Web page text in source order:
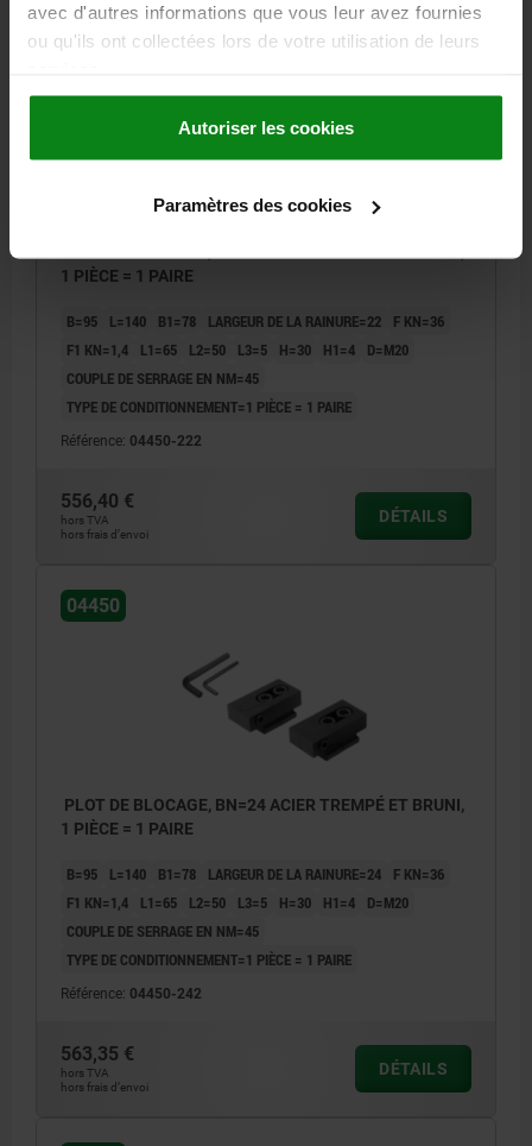
avec d'autres informations que vous leur avez fournies
ou qu'ils ont collectées lors de votre utilisation de leurs
Autoriser les cookies
Paramètres des cookies
04450
1 PIÈCE = 1 PAIRE
B=95 L=140 B1=78 LARGEUR DE LA RAINURE=22
F KN=36
F1 KN=1,4
L1=65 L2=50 L3=5 H=30 H1=4
D=M20
COUPLE DE SERRAGE EN NM=45
TYPE DE CONDITIONNEMENT=1 PIÈCE = 1 PAIRE
Référence: 04450-222
556,40 €
hors TVA
hors frais d’envoi
DÉTAILS
04450
PLOT DE BLOCAGE, BN=24 ACIER TREMPÉ ET BRUNI,
1 PIÈCE = 1 PAIRE
B=95 L=140 B1=78 LARGEUR DE LA RAINURE=24
F KN=36
F1 KN=1,4
L1=65 L2=50 L3=5 H=30 H1=4
D=M20
COUPLE DE SERRAGE EN NM=45
TYPE DE CONDITIONNEMENT=1 PIÈCE = 1 PAIRE
Référence: 04450-242
563,35 €
hors TVA
hors frais d’envoi
DÉTAILS